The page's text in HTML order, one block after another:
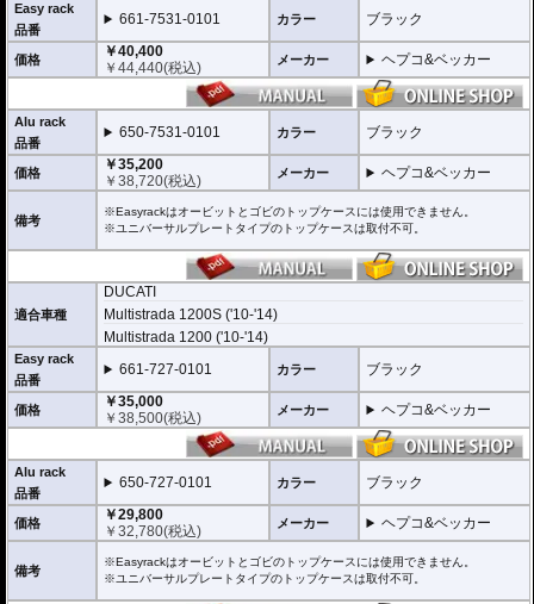
折りたたみタイプ Easy rack / イージーラック
位置決めガイドが折りたたみ式のため、簡単にフラットな簡易キャリアとなり
ます。
トップケースを必要としないような、ちょっとした荷物を載せる場合に便利で
固定タイプ Alu rack / アルラック
位置決めガイドがボルトで固定されたタイプ。取り外せばフラットな簡易キャ
リアとなります。
ケースを取り付けたまま使用することが多い場合にお勧め。
リーズナブルな価格も魅力。
その他、付属の取付用フレームなどは共通です。
高耐久パウダー塗装仕上げ。
※写真のEasylackは位置決めガイドを折りたたんだ状態、Alurackは位置決めガ
イドを取り付けた状態です。
ヘプコ&ベッカーのトップケースはこちらからご確認下さい。
Easy rack
品番
661-7531-0101 カラー ブラック
価格
￥40,400
￥44,440(税込) メーカー ヘプコ&ベッカー
Alu rack
品番
650-7531-0101 カラー ブラック
価格
￥35,200
￥38,720(税込) メーカー ヘプコ&ベッカー
備考
※Easyrackはオービットとゴビのトップケースには使用できません。
※ユニバーサルプレートタイプのトップケースは取付不可。
適合車種
DUCATI
Multistrada 1200S ('10-'14)
Multistrada 1200 ('10-'14)
Easy rack
品番
661-727-0101 カラー ブラック
価格
￥35,000
￥38,500(税込) メーカー ヘプコ&ベッカー
Alu rack
品番
650-727-0101 カラー ブラック
価格
￥29,800
￥32,780(税込) メーカー ヘプコ&ベッカー
備考
※Easyrackはオービットとゴビのトップケースには使用できません。
※ユニバーサルプレートタイプのトップケースは取付不可。